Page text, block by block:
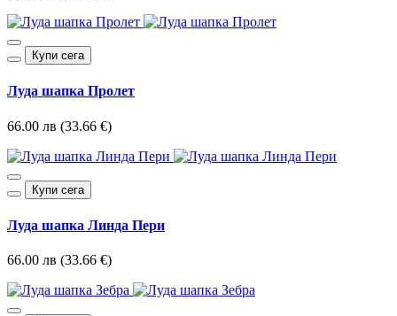
Купи сега
Луда шапка Пролет
66.00 лв (33.66 €)
Купи сега
Луда шапка Линда Пери
66.00 лв (33.66 €)